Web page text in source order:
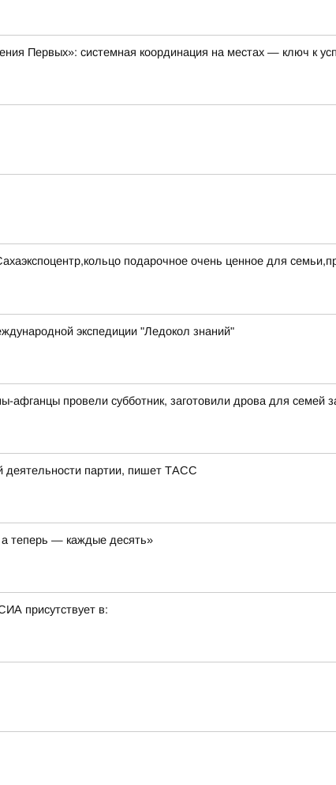
Первых»: системная координация на местах — ключ к
подарочное очень ценное для
экспедиции "Ледокол знаний"
афганцы провели субботник, заготовили дрова для семей
деятельности партии, пишет ТАСС
теперь — каждые десять»
присутствует в: